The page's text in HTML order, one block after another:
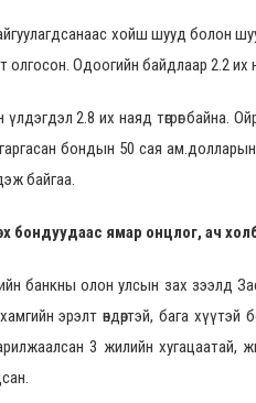
хойш шууд болон
олгосон. Одоогийн байдлаар 2.2 их
2.8 их наяд төгрөг байна.
бондын 50 сая
байгаа.
бондуудаас ямар онцлог, ач
банкны олон улсын зах зээлд
эрэлт өндөртэй, бага
3 жилийн хугацаатай,